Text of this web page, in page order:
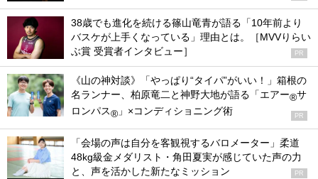
38歳でも進化を続ける篠山竜青が語る「10年前より
バスケが上手くなっている」理由とは。［MVVりらい
ぶ賞 受賞者インタビュー］
PR
《山の神対談》「やっぱり“タイパ”がいい！」箱根の
名ランナー、柏原竜二と神野大地が語る「エアー®サ
ロンパス® 」×コンディショニング術 PR
「会場の声は自分を客観視するバロメーター」柔道
48kg級金メダリスト・角田夏実が感じていた声の力
と、声を活かした新たなミッション
PR